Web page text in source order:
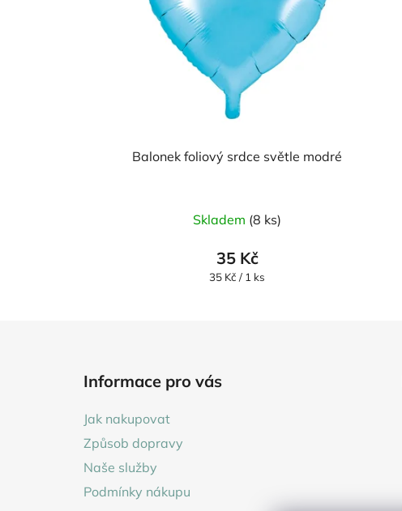
Balonek foliový srdce světle modré
Skladem (8 ks)
35 Kč
Měrná
35 Kč / 1 ks
Informace pro vás
Jak nakupovat
Způsob dopravy
Naše služby
Podmínky nákupu